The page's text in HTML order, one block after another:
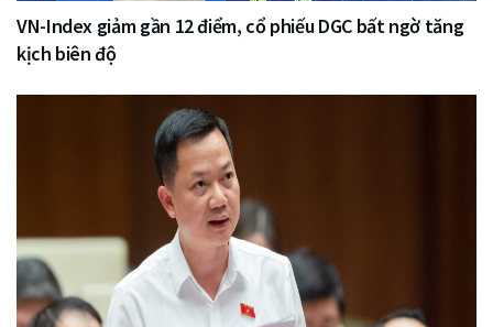
VN-Index giảm gần 12 điểm, cổ phiếu DGC bất ngờ tăng
kịch biên độ